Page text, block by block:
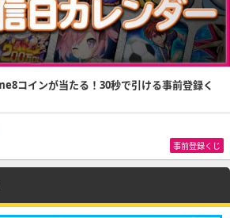
コインが当たる！30秒で引ける事前登録く
事前登録くじ